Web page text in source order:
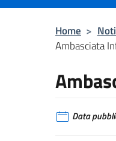
Home >
Ambasciata
Data